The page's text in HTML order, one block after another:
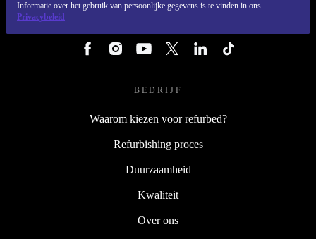
Informatie over het gebruik van persoonlijke gegevens is te vinden in ons
Privacybeleid
BEDRIJF
Waarom kiezen voor refurbed?
Refurbishing proces
Duurzaamheid
Kwaliteit
Over ons